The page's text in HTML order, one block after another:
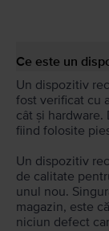
Ce este un
Un dispozitiv
fost verificat cu
cât și hardware.
fiind folosite
Un dispozitiv
de calitate
unul nou.
magazin, este
niciun defect